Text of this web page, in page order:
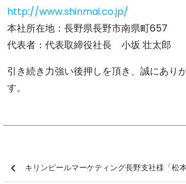
http://www.shinmai.co.jp/
本社所在地：長野県長野市南県町657
代表者：代表取締役社長 小坂 壮太郎
引き続き力強い後押しを頂き、誠にあり
す。
キリンビールマーケティング長野支社様「松本山雅FC 抽選会/握手会＆サ